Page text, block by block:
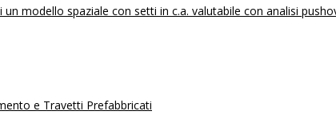
modello spaziale con setti in c.a. valutabile con analisi
e Travetti Prefabbricati